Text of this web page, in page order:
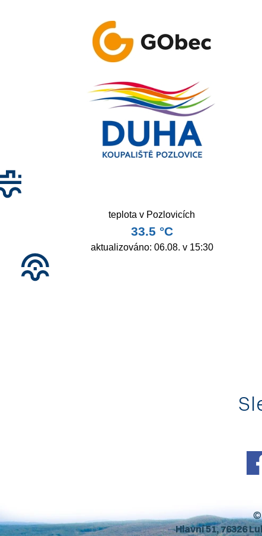
©
Hlavní 51, 76326